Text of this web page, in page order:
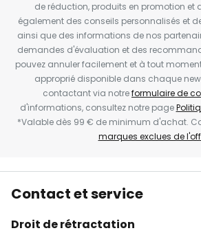
de réduction, produits en promotion et
également des conseils personnalisés et
ainsi que des informations de nos
demandes d'évaluation et des
pouvez annuler facilement et à tout
approprié disponible dans chaque
contactant via notreformulaire de
d'informations, consultez notre page
*Valable dès 99 € de minimum d'achat.
marques exclues de
Contact et service
Droit de rétractation